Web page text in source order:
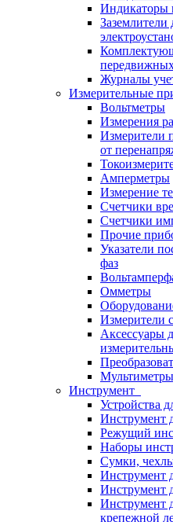
Индикаторы
Журналы
Измерительные
Вольтметры
Измерения
Измерители
от
Амперметры
Измерение
Счетчики
Счетчики
Прочие
Указатели
фаз
Омметры
Измерители
Аксессуары
Инструмент
Устройства
Инструмент
Режущий
Наборы
Сумки,
Инструмент
Инструмент
Инструмент
крепежной